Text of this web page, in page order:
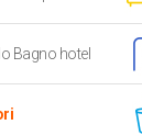
Bagno hotel